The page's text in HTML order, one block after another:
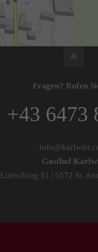
Fragen? Rufen
+43 6473
Gasthof
Lintsching 31 | 5572 St.